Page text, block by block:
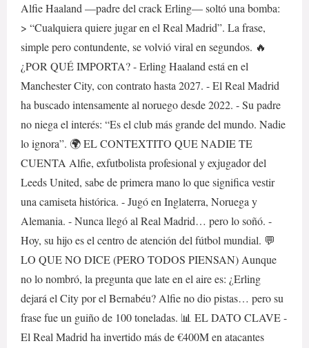
Alfie Haaland —padre del crack Erling— soltó una bomba:
> “Cualquiera quiere jugar en el Real Madrid”. La frase,
simple pero contundente, se volvió viral en segundos. 🔥
¿POR QUÉ IMPORTA? - Erling Haaland está en el
Manchester City, con contrato hasta 2027. - El Real Madrid
ha buscado intensamente al noruego desde 2022. - Su padre
no niega el interés: “Es el club más grande del mundo. Nadie
lo ignora”. 🌍 EL CONTEXTITO QUE NADIE TE
CUENTA Alfie, exfutbolista profesional y exjugador del
Leeds United, sabe de primera mano lo que significa vestir
una camiseta histórica. - Jugó en Inglaterra, Noruega y
Alemania. - Nunca llegó al Real Madrid… pero lo soñó. -
Hoy, su hijo es el centro de atención del fútbol mundial. 💬
LO QUE NO DICE (PERO TODOS PIENSAN) Aunque
no lo nombró, la pregunta que late en el aire es: ¿Erling
dejará el City por el Bernabéu? Alfie no dio pistas… pero su
frase fue un guiño de 100 toneladas. 📊 EL DATO CLAVE -
El Real Madrid ha invertido más de €400M en atacantes